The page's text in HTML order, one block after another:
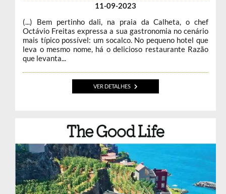
11-09-2023
(...) Bem pertinho dali, na praia da Calheta, o chef
Octávio Freitas expressa a sua gastronomia no cenário
mais típico possível: um socalco. No pequeno hotel que
leva o mesmo nome, há o delicioso restaurante Razão
que levanta...
VER DETALHES